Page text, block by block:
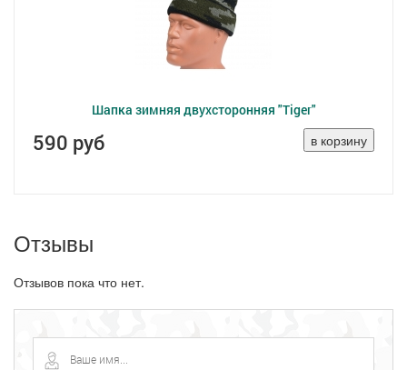
Шапка зимняя двухсторонняя "Tiger"
590 руб
Отзывы
Отзывов пока что нет.